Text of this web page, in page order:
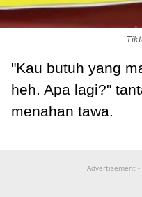
"Kau butuh yang
heh. Apa lagi?"
menahan tawa.
Advertisement